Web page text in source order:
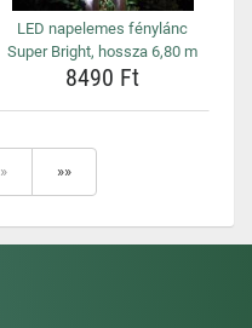
LED napelemes fénylánc
Super Bright, hossza 6,80 m
8490 Ft
» »»